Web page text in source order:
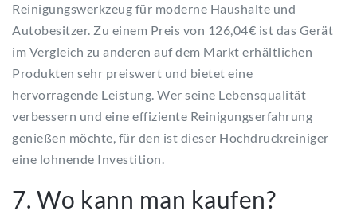
Reinigungswerkzeug für moderne Haushalte und
Autobesitzer. Zu einem Preis von 126,04€ ist das Gerät
im Vergleich zu anderen auf dem Markt erhältlichen
Produkten sehr preiswert und bietet eine
hervorragende Leistung. Wer seine Lebensqualität
verbessern und eine effiziente Reinigungserfahrung
genießen möchte, für den ist dieser Hochdruckreiniger
eine lohnende Investition.
7. Wo kann man kaufen?